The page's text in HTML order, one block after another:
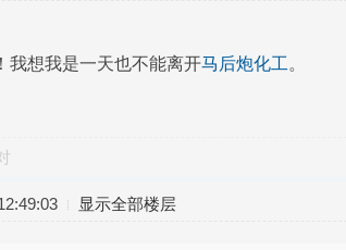
我想我是一天也不能离开马后炮化工。
显示全部楼层